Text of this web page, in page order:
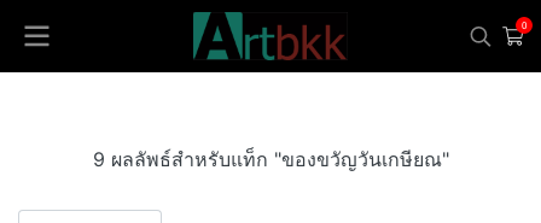
0
9 ผลลัพธ์สำหรับแท็ก "ของขวัญวันเกษียณ"